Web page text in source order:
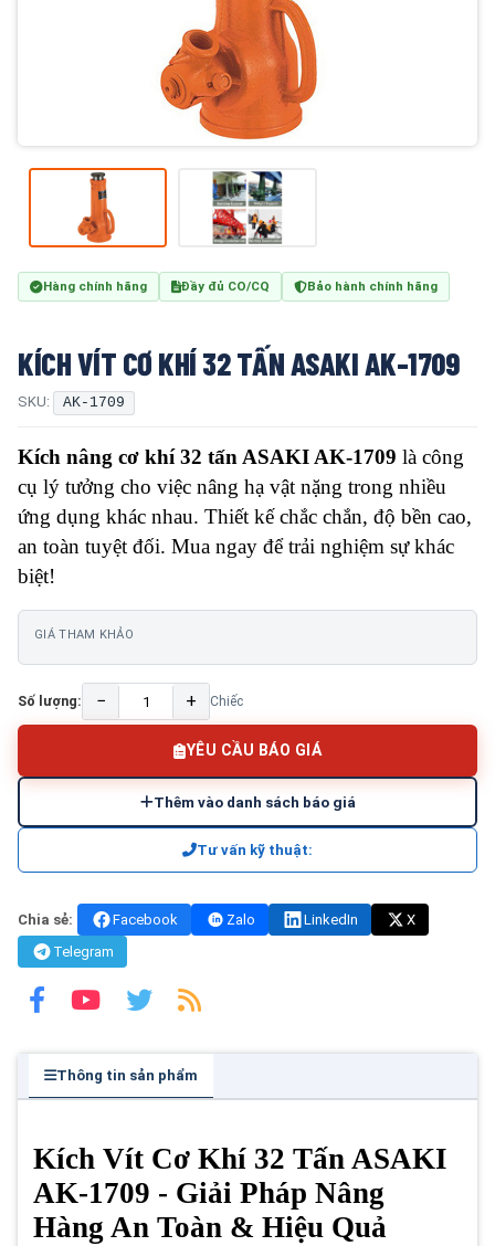
Hàng chính hãng Đầy đủ CO/CQ Bảo hành chính hãng
KÍCH VÍT CƠ KHÍ 32 TẤN ASAKI AK-1709
SKU: AK-1709
Kích nâng cơ khí 32 tấn ASAKI AK-1709 là công
cụ lý tưởng cho việc nâng hạ vật nặng trong nhiều
ứng dụng khác nhau. Thiết kế chắc chắn, độ bền cao,
an toàn tuyệt đối. Mua ngay để trải nghiệm sự khác
biệt!
GIÁ THAM KHẢO
Số lượng: − + Chiếc
YÊU CẦU BÁO GIÁ
Thêm vào danh sách báo giá
Tư vấn kỹ thuật:
Chia sẻ: Facebook Zalo LinkedIn
X
Telegram
Thông tin sản phẩm
Kích Vít Cơ Khí 32 Tấn ASAKI
AK-1709 - Giải Pháp Nâng
Hàng An Toàn & Hiệu Quả